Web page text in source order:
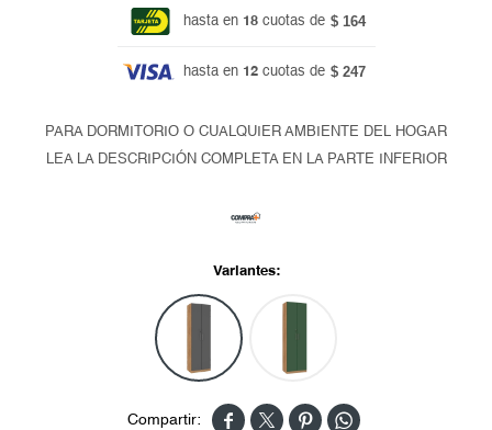
hasta en 18 cuotas de $ 164
hasta en 12 cuotas de $ 247
PARA DORMITORIO O CUALQUIER AMBIENTE DEL HOGAR
LEA LA DESCRIPCIÓN COMPLETA EN LA PARTE INFERIOR
Variantes:
   